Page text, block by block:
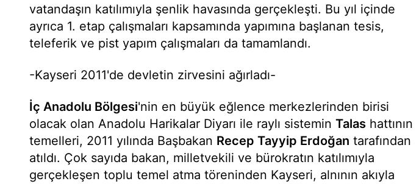
vatandaşın katılımıyla şenlik havasında gerçekleşti. Bu yıl içinde
ayrıca 1. etap çalışmaları kapsamında yapımına başlanan tesis,
teleferik ve pist yapım çalışmaları da tamamlandı.
-Kayseri 2011'de devletin zirvesini ağırladı-
İç Anadolu Bölgesi'nin en büyük eğlence merkezlerinden birisi
olacak olan Anadolu Harikalar Diyarı ile raylı sistemin Talas hattının
temelleri, 2011 yılında Başbakan Recep Tayyip Erdoğan tarafından
atıldı. Çok sayıda bakan, milletvekili ve bürokratın katılımıyla
gerçekleşen toplu temel atma töreninden Kayseri, alnının akıyla